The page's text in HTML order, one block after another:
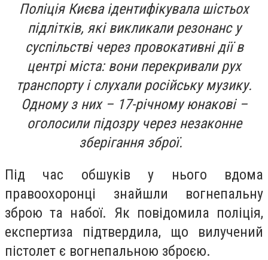
Поліція Києва ідентифікувала шістьох
підлітків, які викликали резонанс у
суспільстві через провокативні дії в
центрі міста: вони перекривали рух
транспорту і слухали російську музику.
Одному з них – 17-річному юнакові –
оголосили підозру через незаконне
зберігання зброї.
Під час обшуків у нього вдома
правоохоронці знайшли вогнепальну
зброю та набої. Як повідомила поліція,
експертиза підтвердила, що вилучений
пістолет є вогнепальною зброєю.